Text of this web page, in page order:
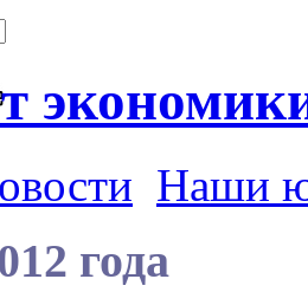
Наши
года